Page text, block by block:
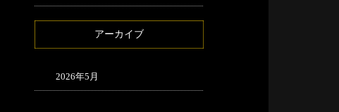
アーカイブ
2026年5月